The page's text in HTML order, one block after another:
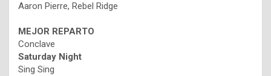
Aaron Pierre, Rebel Ridge
MEJOR REPARTO
Conclave
Saturday Night
Sing Sing